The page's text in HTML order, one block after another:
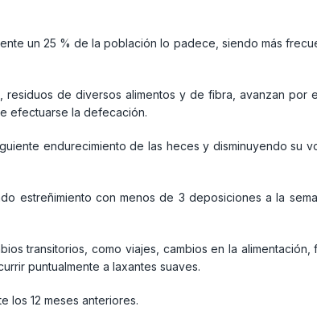
un 25 % de la población lo padece, siendo más
de diversos alimentos y de fibra, avanzan por
efectuarse la defecación.
endurecimiento de las heces y disminuyendo su
estreñimiento con menos de 3 deposiciones a la
transitorios, como viajes, cambios en la alimentación,
puntualmente a laxantes suaves.
los 12 meses anteriores.